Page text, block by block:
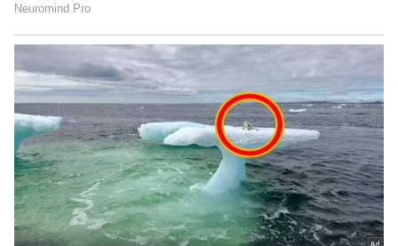
ಪರಿಸ್ಥಿತಿಯಿದ್ದು ರೈಲ್ವೆ ಇಲಾಖೆಯ ಅಧಿಕಾರಿ ವರ್ಗ ಇತ್ತ
ಗಮನಹರಿಸಿ ಪ್ರಯಾಣಿಕರಿಗೆ ಮೂಲಭೂತ ಸೌಲಭ್ಯವನ್ನು
ಕಲ್ಪಿಸುವಂತೆ ರೈಲ್ವೆ ಪ್ರಯಾಣಿಕರಾದ ಗಾಯಿತ್ರಿ ವಿನಾಯಕ,
ಸುಶೀಲ ಮೂಡಾಗ್ರ ಕೆ. ಗೀತಾಅಣ್ಣಪ್ಪ, ಸೀತಾರಾಜಪ್ಪ, ಗೀತಾ
ಕರಿಬಸಪ್ಪ, ವೇದಾವತಿ ಆಗ್ರಹಿಸಿದ್ದಾರೆ.
ಮುಂಜಾನೆ ರಾಜದಾನಿಯಿಂದ 5.50ಕ್ಕೆ ಬರುವ ಮೈಸೂರು-
ಬೆಂಗಳೂರು-ಶಿವಮೊಗ್ಗ-ತಾಳಗುಪ್ಪ ಇಂಟರ್ ಸಿಟಿ ರೈಲು
ತಾಳುಗುಪ್ಪದಿಂದ ಹೊರಟು ಸಾಗರ, ಅನಂದಪುರಂ, ಆರಸಾಳು